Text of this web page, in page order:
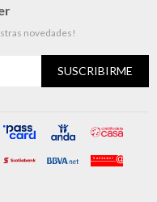
novedades!
SUSCRIBIRME